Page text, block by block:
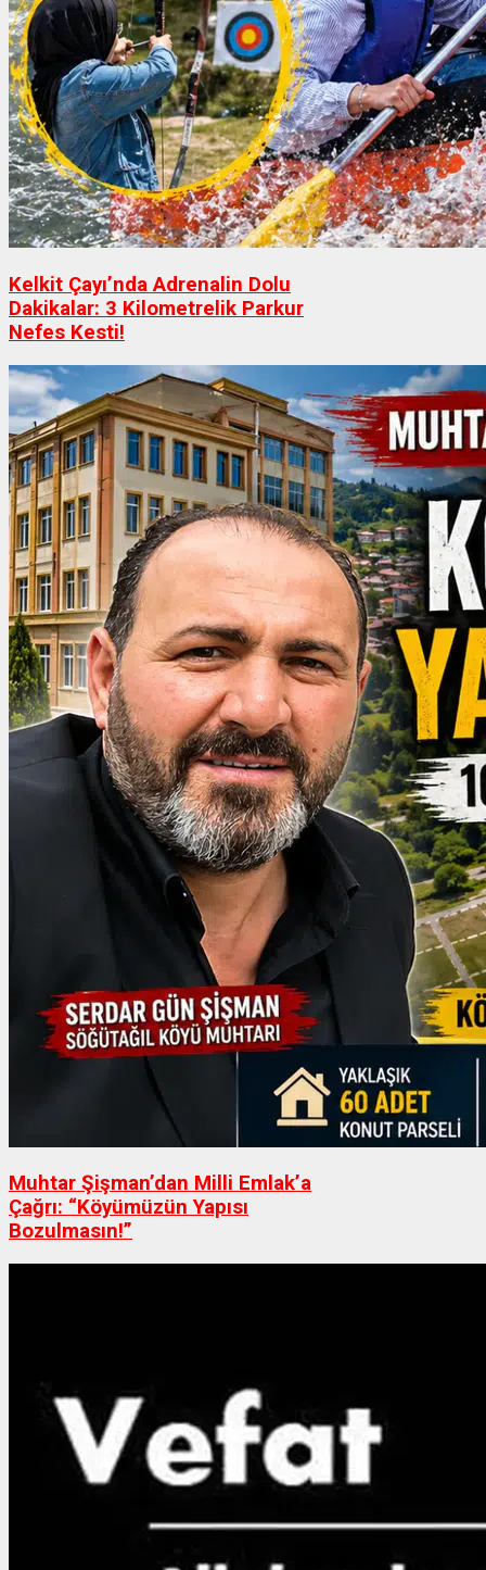
Kelkit Çayı’nda Adrenalin Dolu
Dakikalar: 3 Kilometrelik Parkur
Nefes Kesti!
Muhtar Şişman’dan Milli Emlak’a
Çağrı: “Köyümüzün Yapısı
Bozulmasın!”